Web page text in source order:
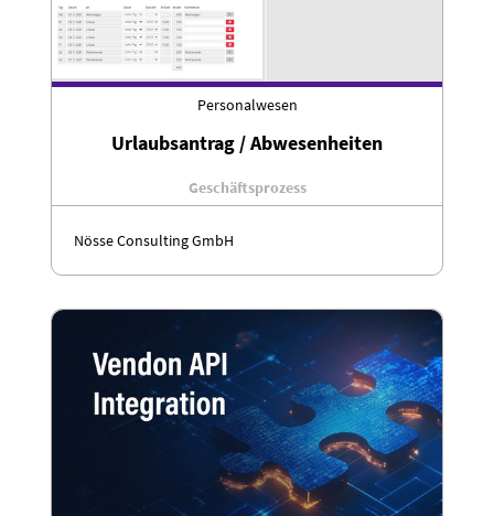
Personalwesen
Urlaubsantrag / Abwesenheiten
Geschäftsprozess
Nösse Consulting GmbH